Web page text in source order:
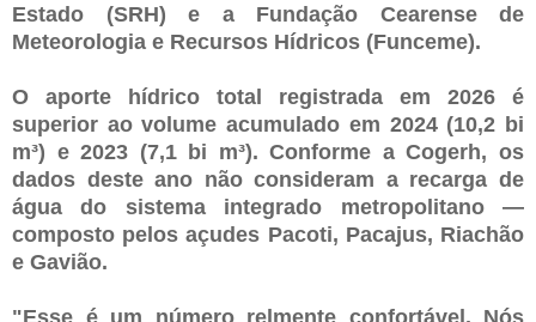
Estado (SRH) e a Fundação Cearense de
Meteorologia e Recursos Hídricos (Funceme).
O aporte hídrico total registrada em 2026 é
superior ao volume acumulado em 2024 (10,2 bi
m³) e 2023 (7,1 bi m³). Conforme a Cogerh, os
dados deste ano não consideram a recarga de
água do sistema integrado metropolitano —
composto pelos açudes Pacoti, Pacajus, Riachão
e Gavião.
"Esse é um número relmente confortável. Nós